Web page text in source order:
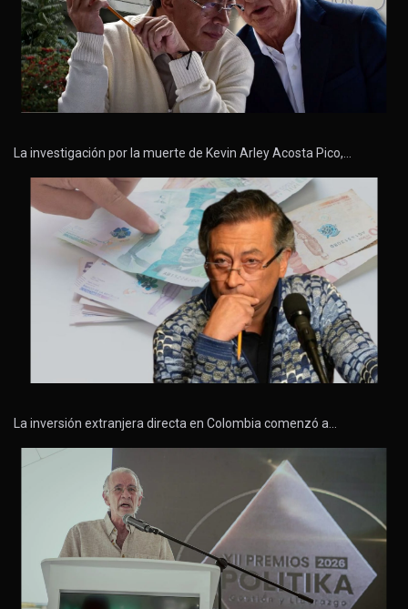
La investigación por la muerte de Kevin Arley Acosta Pico,…
La inversión extranjera directa en Colombia comenzó a…